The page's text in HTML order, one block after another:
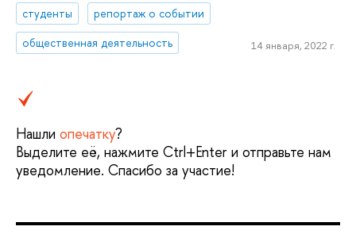
студенты
репортаж о событии
общественная деятельность
14 января, 2022 г.
Нашли опечатку?
Выделите её, нажмите Ctrl+Enter и отправьте нам
уведомление. Спасибо за участие!